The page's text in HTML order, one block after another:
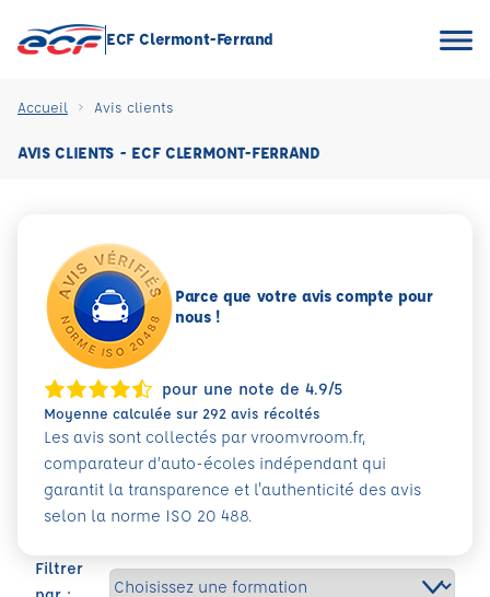
ECF Clermont-Ferrand
Accueil Avis clients
AVIS CLIENTS - ECF CLERMONT-FERRAND
Filtrer
Parce que votre avis compte pour
nous !
pour une note de 4.9/5
Moyenne calculée sur 292 avis récoltés
Les avis sont collectés par vroomvroom.fr,
comparateur d’auto-écoles indépendant qui
garantit la transparence et l'authenticité des avis
selon la norme ISO 20 488.